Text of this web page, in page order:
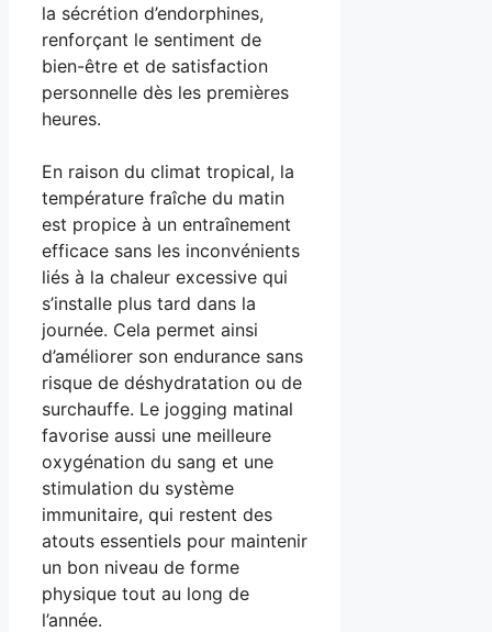
la sécrétion d’endorphines,
renforçant le sentiment de
bien-être et de satisfaction
personnelle dès les premières
heures.
En raison du climat tropical, la
température fraîche du matin
est propice à un entraînement
efficace sans les inconvénients
liés à la chaleur excessive qui
s’installe plus tard dans la
journée. Cela permet ainsi
d’améliorer son endurance sans
risque de déshydratation ou de
surchauffe. Le jogging matinal
favorise aussi une meilleure
oxygénation du sang et une
stimulation du système
immunitaire, qui restent des
atouts essentiels pour maintenir
un bon niveau de forme
physique tout au long de
l’année.